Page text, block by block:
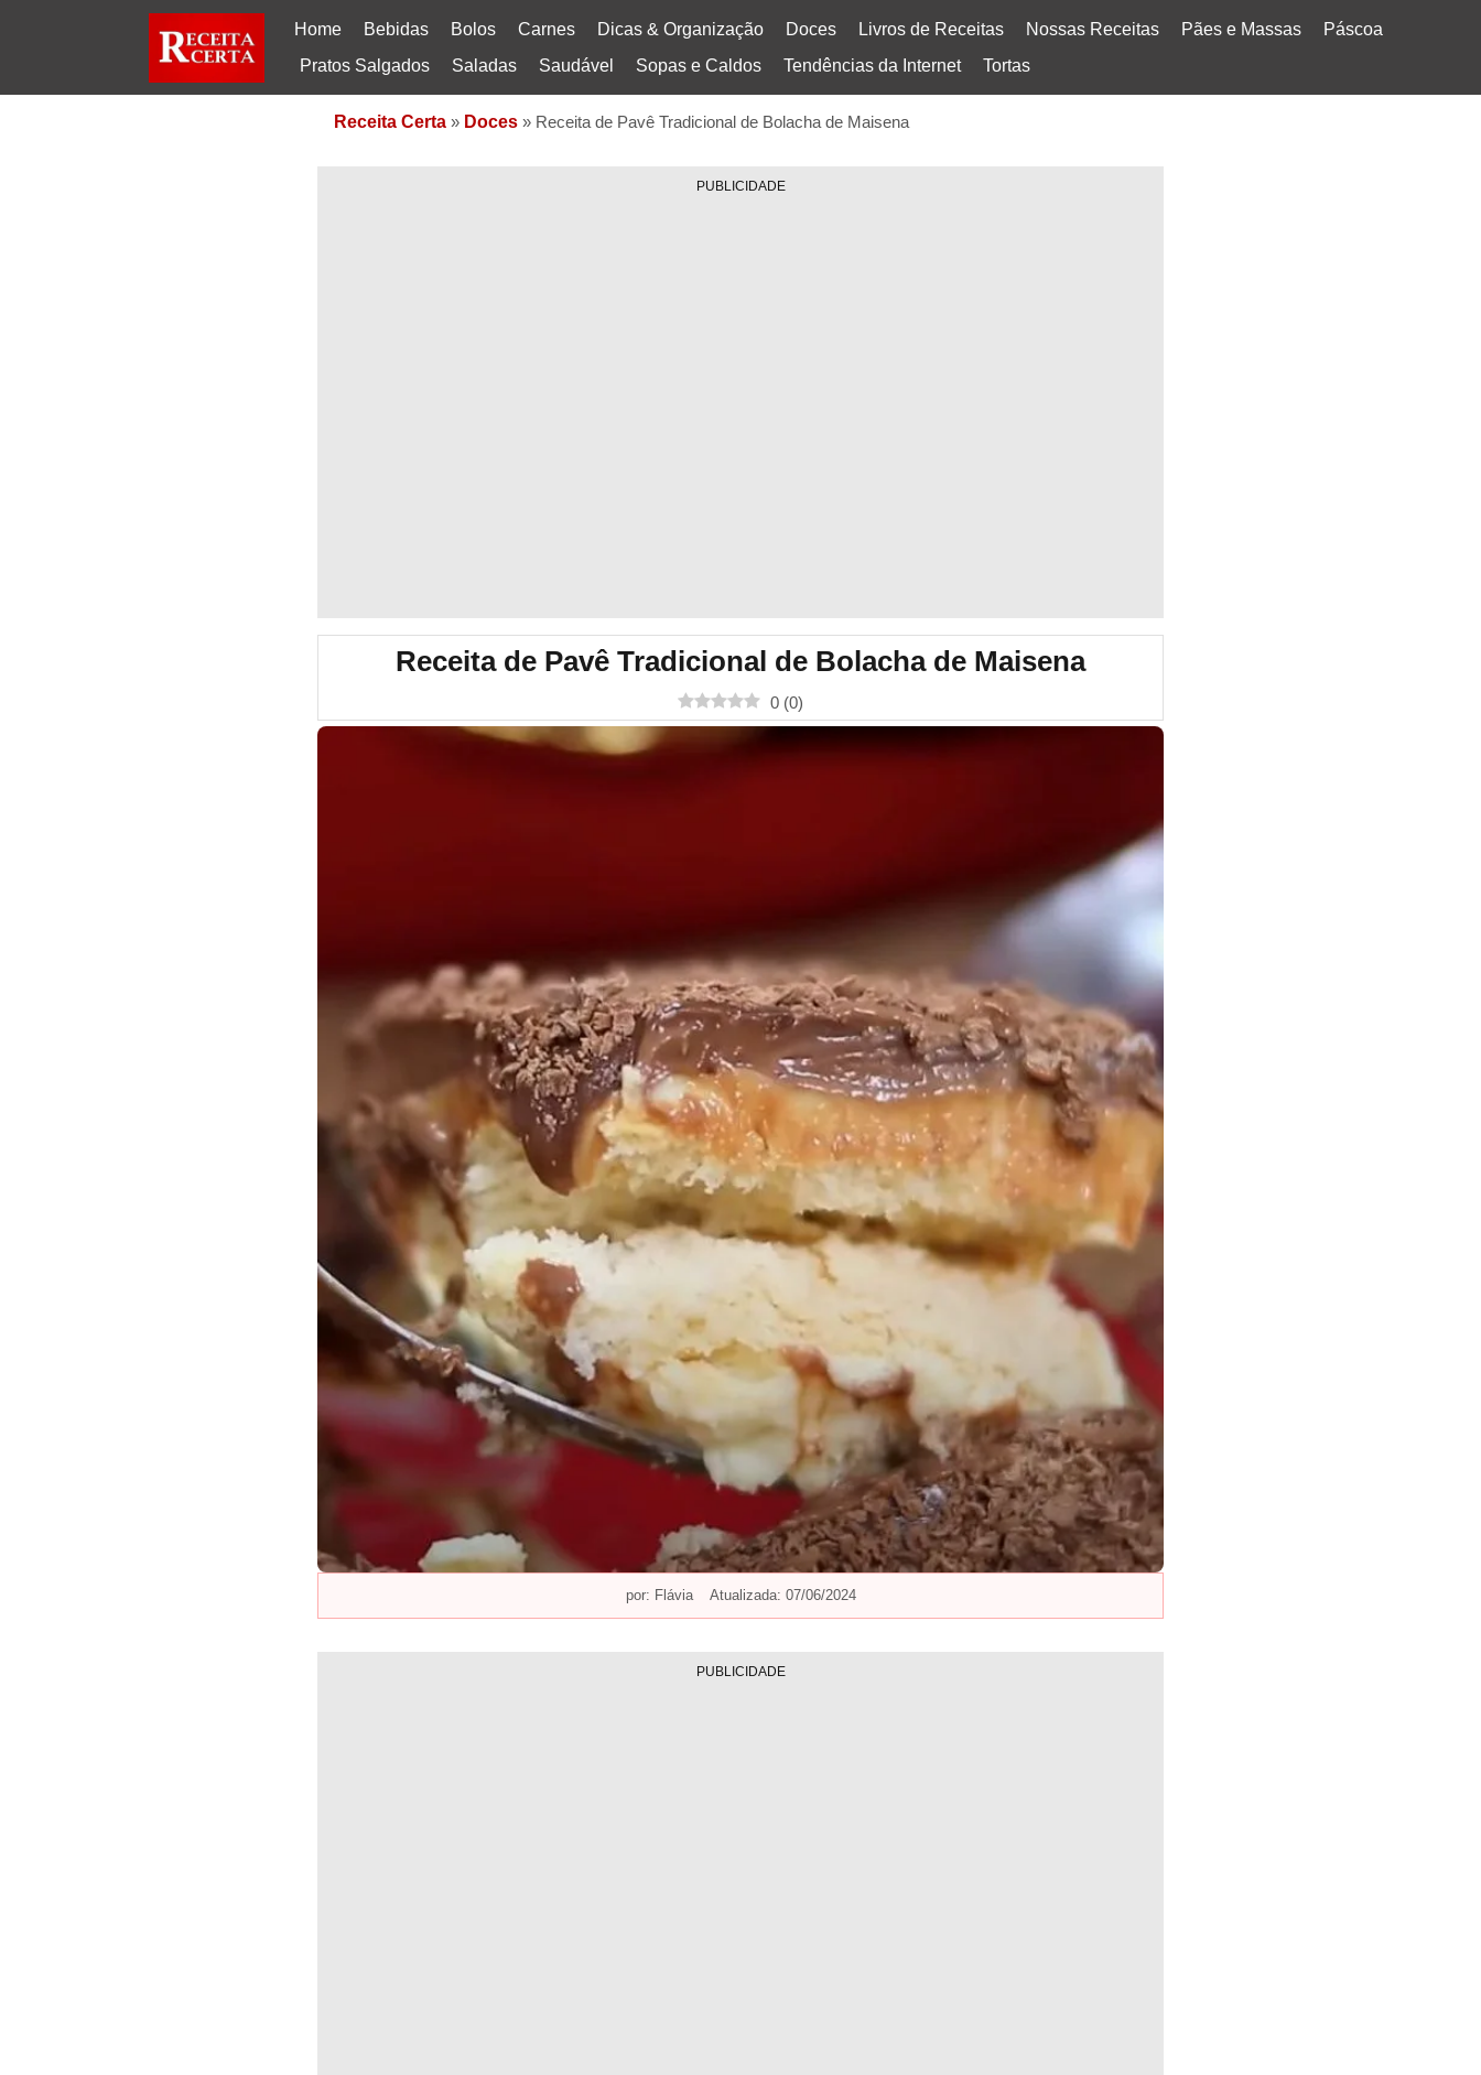
Home Bebidas Bolos Carnes Dicas & Organização Doces Livros de Receitas Nossas Receitas Pães e Massas
Páscoa
Pratos Salgados
Saladas Saudável Sopas e Caldos Tendências da Internet Tortas
Receita Certa » Doces » Receita de Pavê Tradicional de Bolacha de Maisena
PUBLICIDADE
Receita de Pavê Tradicional de Bolacha de Maisena
0 (0)
por: Flávia Atualizada: 07/06/2024
PUBLICIDADE